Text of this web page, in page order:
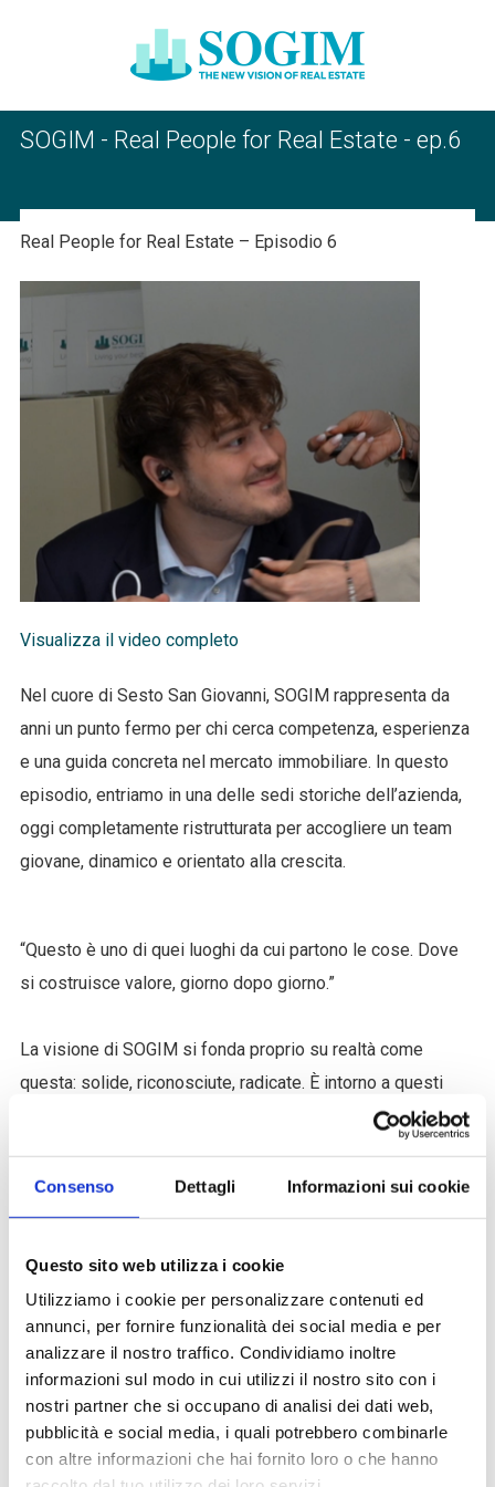
Consenso Dettagli Informazioni sui cookie
Questo sito web utilizza i cookie
Utilizziamo i cookie per personalizzare contenuti ed
annunci, per fornire funzionalità dei social media e per
analizzare il nostro traffico. Condividiamo inoltre
informazioni sul modo in cui utilizzi il nostro sito con i
nostri partner che si occupano di analisi dei dati web,
pubblicità e social media, i quali potrebbero combinarle
con altre informazioni che hai fornito loro o che hanno
SOGIM - Real People for Real Estate - ep.6
Real People for Real Estate – Episodio 6
Visualizza il video completo
Nel cuore di Sesto San Giovanni, SOGIM rappresenta da
anni un punto fermo per chi cerca competenza, esperienza
e una guida concreta nel mercato immobiliare. In questo
episodio, entriamo in una delle sedi storiche dell’azienda,
oggi completamente ristrutturata per accogliere un team
giovane, dinamico e orientato alla crescita.
“Questo è uno di quei luoghi da cui partono le cose. Dove
si costruisce valore, giorno dopo giorno.”
La visione di SOGIM si fonda proprio su realtà come
questa: solide, riconosciute, radicate. È intorno a questi
pilastri che si sviluppano anche i nostri nuovi concept
strutturato, formativo e in costante evoluzione.
concretezza e crescita?
SOGIM Sesto è pronta ad accoglierti.
© 03/06/2025 di Monica de Luigi. Tutti i diritti riservati
sulla presente pubblicazione, non riproducibile senza
l’espressa autorizzazione di Monica de Luigi, titolare del
copyright.